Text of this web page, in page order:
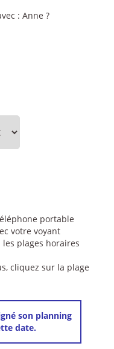
: Anne ?
portable
votre voyant
plages horaires
cliquez sur la plage
son planning
date.